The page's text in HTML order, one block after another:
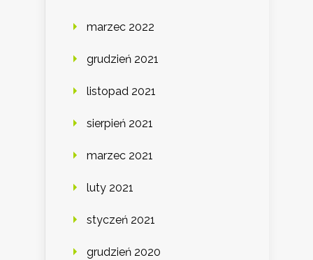
marzec 2022
grudzień 2021
listopad 2021
sierpień 2021
marzec 2021
luty 2021
styczeń 2021
grudzień 2020